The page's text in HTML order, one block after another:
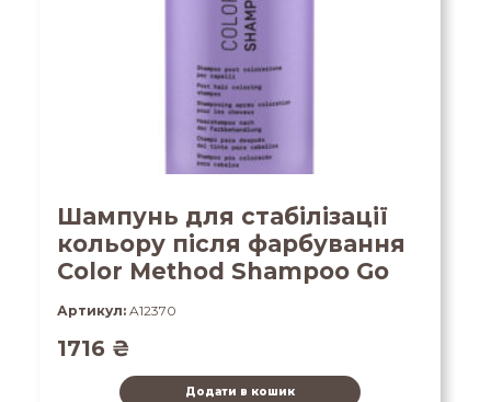
Шампунь для стабілізації
кольору після фарбування
Color Method Shampoo Go
Артикул: A12370
1716 ₴
Додати в кошик